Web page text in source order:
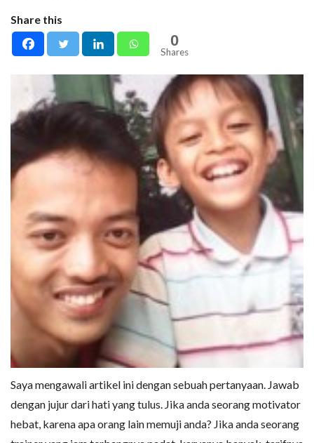
Share this
0
Shares
Saya mengawali artikel ini dengan sebuah pertanyaan. Jawab
dengan jujur dari hati yang tulus. Jika anda seorang motivator
hebat, karena apa orang lain memuji anda? Jika anda seorang